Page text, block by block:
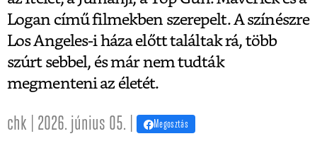
Logan című filmekben szerepelt. A színészre
Los Angeles-i háza előtt találtak rá, több
szúrt sebbel, és már nem tudták
megmenteni az életét.
chk | 2026. június 05. | Megosztás